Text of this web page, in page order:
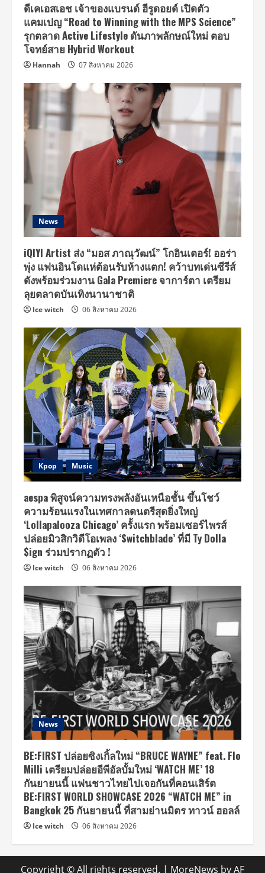
ดีเคเอสเอช เจ้าของแบรนด์ ฮีรูดอยด์ เปิดตัว
แคมเปญ “Road to Winning with the MPS Science”
รุกตลาด Active Lifestyle ดันภาพลักษณ์ใหม่ ตอบ
โจทย์สาย Hybrid Workout
Hannah 07 สิงหาคม 2026
News
iQIYI Artist ส่ง “มอส ภาณุวัฒน์” โกอินเตอร์! ออร่า
พุ่ง แฟนอินโดแห่ต้อนรับห้างแตก! คว้าบทเด่นซีรีส์
ดังพร้อมร่วมงาน Gala Premiere จาการ์ตา เตรียม
ลุยตลาดบันเทิงนานาชาติ
Ice witch 06 สิงหาคม 2026
Kpop Music
aespa พิสูจน์ความทรงพลังอันเหนือชั้น ขึ้นโชว์
ความร้อนแรงในเทศกาลดนตรีสุดยิ่งใหญ่
‘Lollapalooza Chicago’ ครั้งแรก พร้อมเซอร์ไพรส์
ปล่อยมิวสิกวิดีโอเพลง ‘Switchblade’ ที่มี Ty Dolla
$ign ร่วมปรากฏตัว !
Ice witch 06 สิงหาคม 2026
News
BE:FIRST ปล่อยซิงเกิ้ลใหม่ “BRUCE WAYNE” feat. Flo
Milli เตรียมปล่อยอีพีอัลบั้มใหม่ ‘WATCH ME’ 18
กันยายนนี้ แฟนชาวไทยไปเจอกันที่คอนเสิร์ต
BE:FIRST WORLD SHOWCASE 2026 “WATCH ME” in
Bangkok 25 กันยายนนี้ ที่สามย่านมิตร ทาวน์ ฮอลล์
Ice witch 06 สิงหาคม 2026
Copyright © All rights reserved. | MoreNews by AF